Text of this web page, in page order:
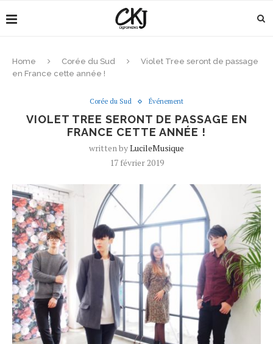
Home Corée du Sud
Violet Tree seront de passage
en France cette année !
Corée du Sud Événement
VIOLET TREE SERONT DE PASSAGE EN
FRANCE CETTE ANNÉE !
written byLucileMusique
17 février 2019